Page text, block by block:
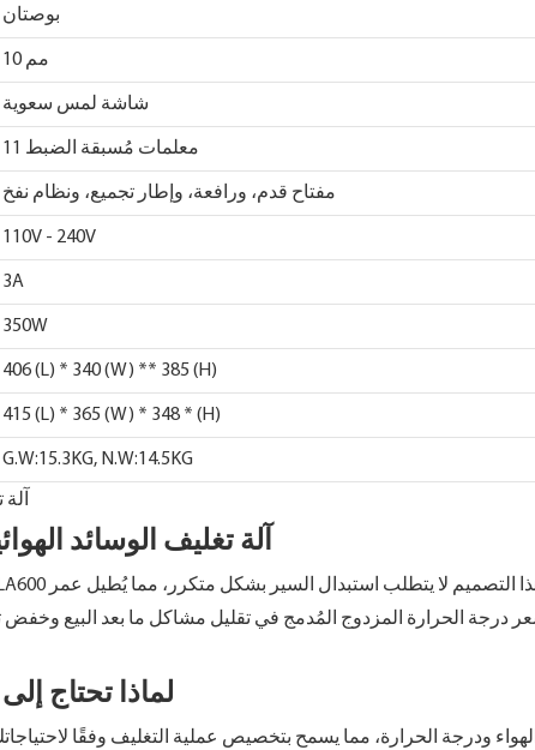
بوصتان
10 مم
شاشة لمس سعوية
11 معلمات مُسبقة الضبط
مفتاح قدم، ورافعة، وإطار تجميع، ونظام نفخ
110V - 240V
3A
350W
406 (L) * 340 (W) ** 385 (H)
415 (L) * 365 (W) * 348 * (H)
G.W:15.3KG, N.W:14.5KG
آلة تغليف الوسائد
لماذا تحتاج
ودرجة الحرارة، مما يسمح بتخصيص عملية التغليف وفقًا